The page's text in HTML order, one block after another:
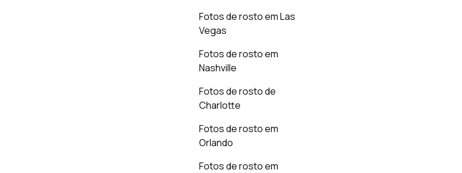
Fotos de rosto em Las
Vegas
Fotos de rosto em
Nashville
Fotos de rosto de
Charlotte
Fotos de rosto em
Orlando
Fotos de rosto em